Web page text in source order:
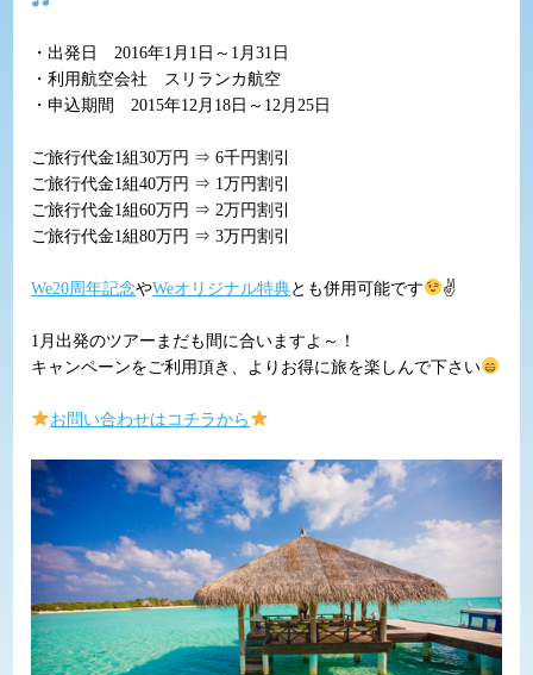
・出発日 2016年1月1日～1月31日
・利用航空会社 スリランカ航空
・申込期間 2015年12月18日～12月25日
ご旅行代金1組30万円 ⇒ 6千円割引
ご旅行代金1組40万円 ⇒ 1万円割引
ご旅行代金1組60万円 ⇒ 2万円割引
ご旅行代金1組80万円 ⇒ 3万円割引
We20周年記念やWeオリジナル特典とも併用可能です ✌
1月出発のツアーまだも間に合いますよ～！
キャンペーンをご利用頂き、よりお得に旅を楽しんで下さい
お問い合わせはコチラから